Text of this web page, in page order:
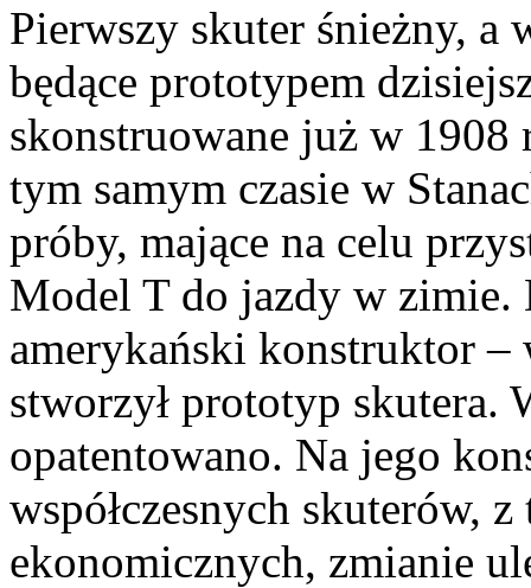
Pierwszy skuter śnieżny, a
będące prototypem
skonstruowane już w
tym samym czasie w
próby, mające na celu
Model T do jazdy w
amerykański konstruktor –
stworzył prototyp skutera.
opatentowano. Na jego
współczesnych skuterów,
ekonomicznych, zmianie